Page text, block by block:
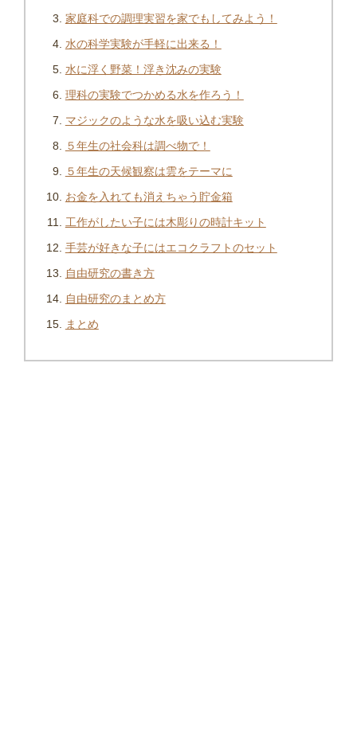
家庭科での調理実習を家でもしてみよう！
水の科学実験が手軽に出来る！
水に浮く野菜！浮き沈みの実験
理科の実験でつかめる水を作ろう！
マジックのような水を吸い込む実験
５年生の社会科は調べ物で！
５年生の天候観察は雲をテーマに
お金を入れても消えちゃう貯金箱
工作がしたい子には木彫りの時計キット
手芸が好きな子にはエコクラフトのセット
自由研究の書き方
自由研究のまとめ方
まとめ